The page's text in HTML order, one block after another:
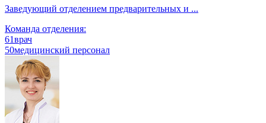
Заведующий отделением предварительных и ...
Команда отделения:
61врач
50медицинский персонал